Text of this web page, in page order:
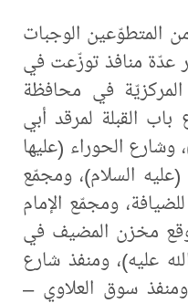
المتطوّعين الوجبات
عدّة منافذ توزّعت في
في محافظة
القبلة لمرقد أبي
وشارع الحوراء (عليها
(عليه السلام)، ومجمّع
ومجمّع الإمام
مخزن المضيف في
عليه)، ومنفذ شارع
ومنفذ سوق العلاوي –